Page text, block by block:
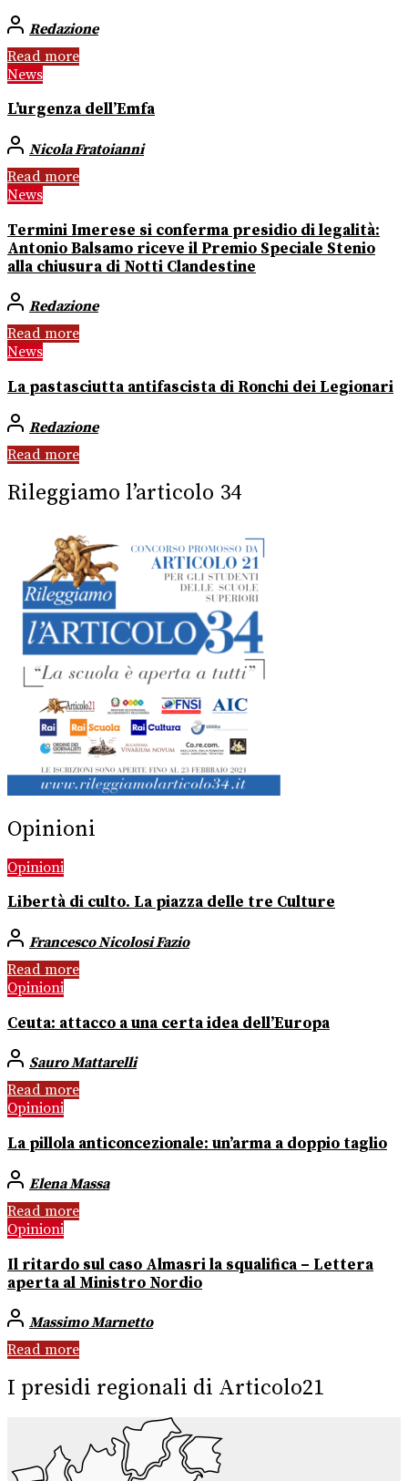
Redazione
Read more
News
L’urgenza dell’Emfa
Nicola Fratoianni
Read more
News
Termini Imerese si conferma presidio di legalità:
Antonio Balsamo riceve il Premio Speciale Stenio
alla chiusura di Notti Clandestine
Redazione
Read more
News
La pastasciutta antifascista di Ronchi dei Legionari
Redazione
Read more
Rileggiamo l’articolo 34
Opinioni
Opinioni
Libertà di culto. La piazza delle tre Culture
Francesco Nicolosi Fazio
Read more
Opinioni
Ceuta: attacco a una certa idea dell’Europa
Sauro Mattarelli
Read more
Opinioni
La pillola anticoncezionale: un’arma a doppio taglio
Elena Massa
Read more
Opinioni
Il ritardo sul caso Almasri la squalifica – Lettera
aperta al Ministro Nordio
Massimo Marnetto
Read more
I presidi regionali di Articolo21